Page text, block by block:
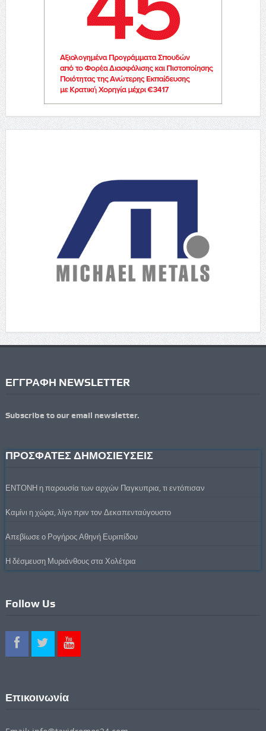
ΕΓΓΡΑΦΗ NEWSLETTER
Subscribe to our email newsletter.
ΠΡΟΣΦΑΤΕΣ ΔΗΜΟΣΙΕΥΣΕΙΣ
ΕΝΤΟΝΗ η παρουσία των αρχών Παγκυπρια, τι εντόπισαν
Καμίνι η χώρα, λίγο πριν τον Δεκαπενταύγουστο
Απεβίωσε ο Ρογήρος Αθηνή Ευριπίδου
Η δέσμευση Μυριάνθους στα Χολέτρια
Follow Us
Επικοινωνία